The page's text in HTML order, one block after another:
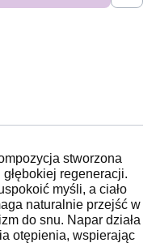
stworzona
regeneracji.
myśli, a ciało
naturalnie przejść w
do snu. Napar działa
otępienia, wspierając